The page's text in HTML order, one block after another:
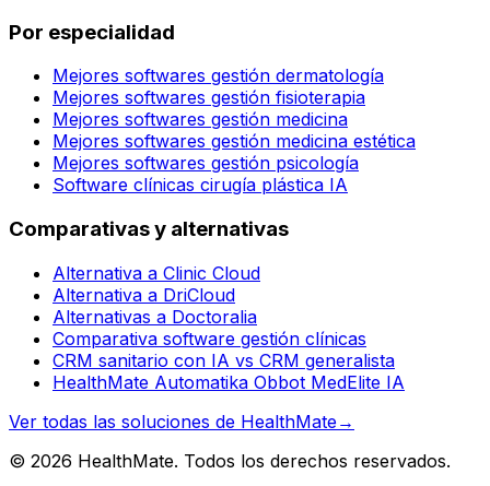
Por especialidad
Mejores softwares gestión dermatología
Mejores softwares gestión fisioterapia
Mejores softwares gestión medicina
Mejores softwares gestión medicina estética
Mejores softwares gestión psicología
Software clínicas cirugía plástica IA
Comparativas y alternativas
Alternativa a Clinic Cloud
Alternativa a DriCloud
Alternativas a Doctoralia
Comparativa software gestión clínicas
CRM sanitario con IA vs CRM generalista
HealthMate Automatika Obbot MedElite IA
Ver todas las soluciones de HealthMate→
© 2026 HealthMate. Todos los derechos reservados.